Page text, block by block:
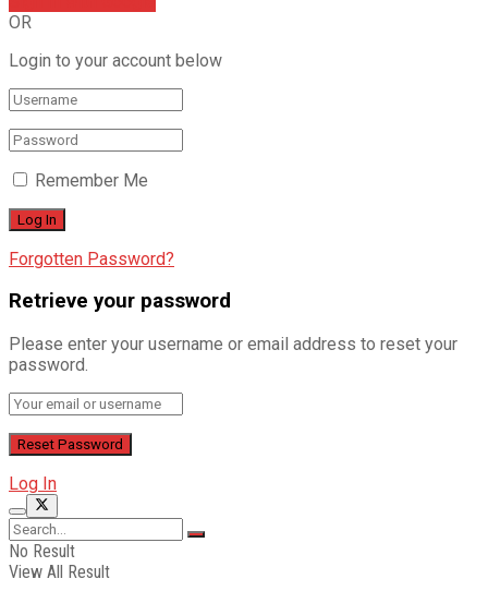
OR
Login to your account below
Remember Me
Forgotten Password?
Retrieve your password
Please enter your username or email address to reset your
password.
Log In
No Result
View All Result